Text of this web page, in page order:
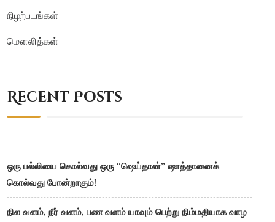
நிழற்படங்கள்
மௌலித்கள்
Recent Posts
ஒரு பல்லியை கொல்வது ஒரு “ஷெய்தான்” ஷாத்தானைக்
கொல்வது போன்றாகும்!
நில வளம், நீர் வளம், பண வளம் யாவும் பெற்று நிம்மதியாக வாழ